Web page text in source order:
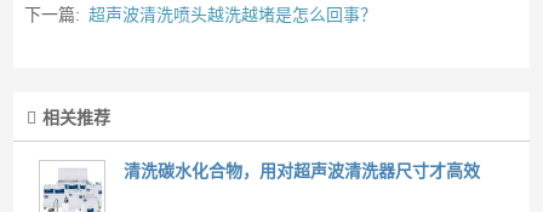
下一篇: 超声波清洗喷头越洗越堵是怎么回事？
相关推荐
清洗碳水化合物，用对超声波清洗器尺寸才高效